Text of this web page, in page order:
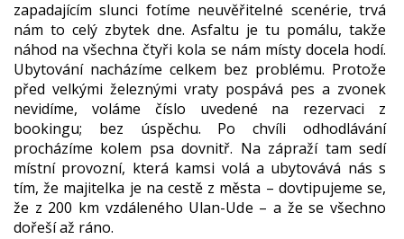
zapadajícím slunci fotíme neuvěřitelné scenérie, trvá
nám to celý zbytek dne. Asfaltu je tu pomálu, takže
náhod na všechna čtyři kola se nám místy docela hodí.
Ubytování nacházíme celkem bez problému. Protože
před velkými železnými vraty pospává pes a zvonek
nevidíme, voláme číslo uvedené na rezervaci z
bookingu; bez úspěchu. Po chvíli odhodlávání
procházíme kolem psa dovnitř. Na zápraží tam sedí
místní provozní, která kamsi volá a ubytovává nás s
tím, že majitelka je na cestě z města – dovtipujeme se,
že z 200 km vzdáleného Ulan-Ude – a že se všechno
dořeší až ráno.